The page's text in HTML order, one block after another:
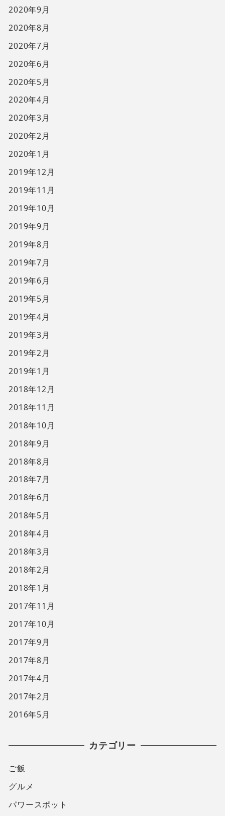
2020年9月
2020年8月
2020年7月
2020年6月
2020年5月
2020年4月
2020年3月
2020年2月
2020年1月
2019年12月
2019年11月
2019年10月
2019年9月
2019年8月
2019年7月
2019年6月
2019年5月
2019年4月
2019年3月
2019年2月
2019年1月
2018年12月
2018年11月
2018年10月
2018年9月
2018年8月
2018年7月
2018年6月
2018年5月
2018年4月
2018年3月
2018年2月
2018年1月
2017年11月
2017年10月
2017年9月
2017年8月
2017年4月
2017年2月
2016年5月
カテゴリー
ご飯
グルメ
パワースポット